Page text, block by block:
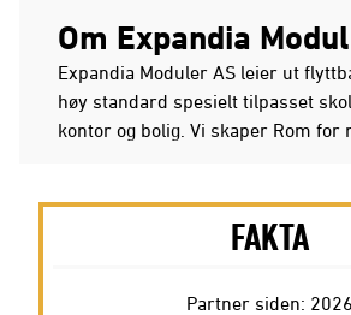
Om Expandia
Expandia Moduler AS leier ut
høy standard spesielt tilpasset
kontor og bolig. Vi skaper Rom for
FAKTA
Partner siden: 2026